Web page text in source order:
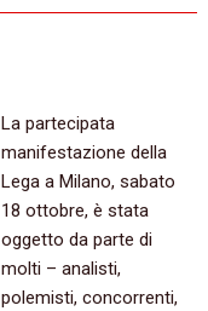
La partecipata
manifestazione della
Lega a Milano, sabato
18 ottobre, è stata
oggetto da parte di
molti – analisti,
polemisti, concorrenti,